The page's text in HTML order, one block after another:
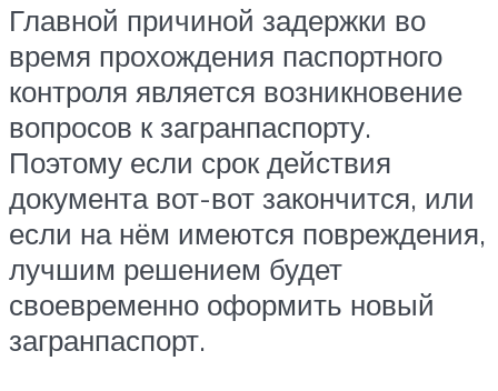
Главной причиной задержки во
время прохождения паспортного
контроля является возникновение
вопросов к загранпаспорту.
Поэтому если срок действия
документа вот-вот закончится, или
если на нём имеются повреждения,
лучшим решением будет
своевременно оформить новый
загранпаспорт.